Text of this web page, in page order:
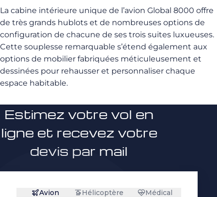
La cabine intérieure unique de l’avion Global 8000 offre
de très grands hublots et de nombreuses options de
configuration de chacune de ses trois suites luxueuses.
Cette souplesse remarquable s’étend également aux
options de mobilier fabriquées méticuleusement et
dessinées pour rehausser et personnaliser chaque
espace habitable.
Estimez votre vol en
ligne et recevez votre
devis par mail